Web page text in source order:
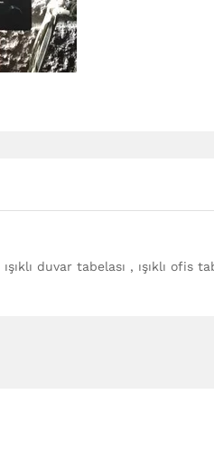
duvar tabelası , ışıklı ofis